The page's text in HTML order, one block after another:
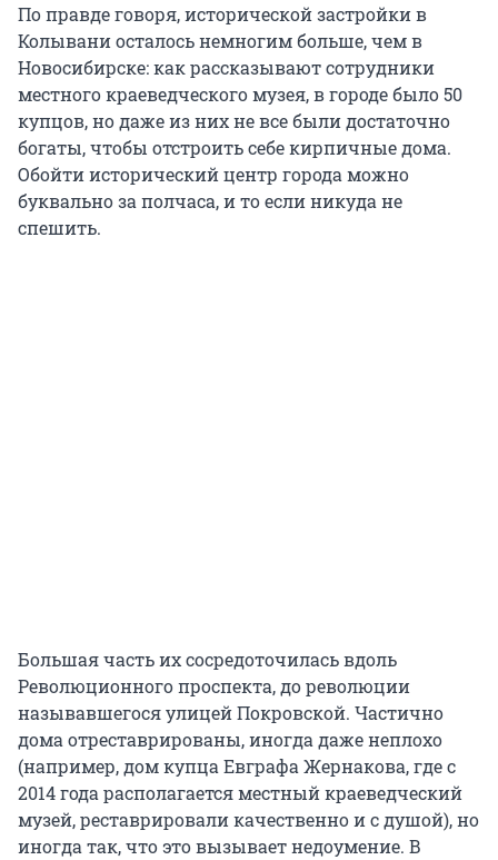
По правде говоря, исторической застройки в
Колывани осталось немногим больше, чем в
Новосибирске: как рассказывают сотрудники
местного краеведческого музея, в городе было 50
купцов, но даже из них не все были достаточно
богаты, чтобы отстроить себе кирпичные дома.
Обойти исторический центр города можно
буквально за полчаса, и то если никуда не
спешить.
Большая часть их сосредоточилась вдоль
Революционного проспекта, до революции
называвшегося улицей Покровской. Частично
дома отреставрированы, иногда даже неплохо
(например, дом купца Евграфа Жернакова, где с
2014 года располагается местный краеведческий
музей, реставрировали качественно и с душой), но
иногда так, что это вызывает недоумение. В